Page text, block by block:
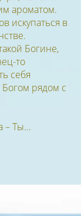
ароматом.
искупаться в
Богине,
то
себя
рядом с
Ты...